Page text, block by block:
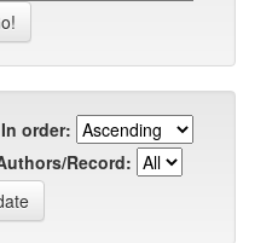
In order:
Record: